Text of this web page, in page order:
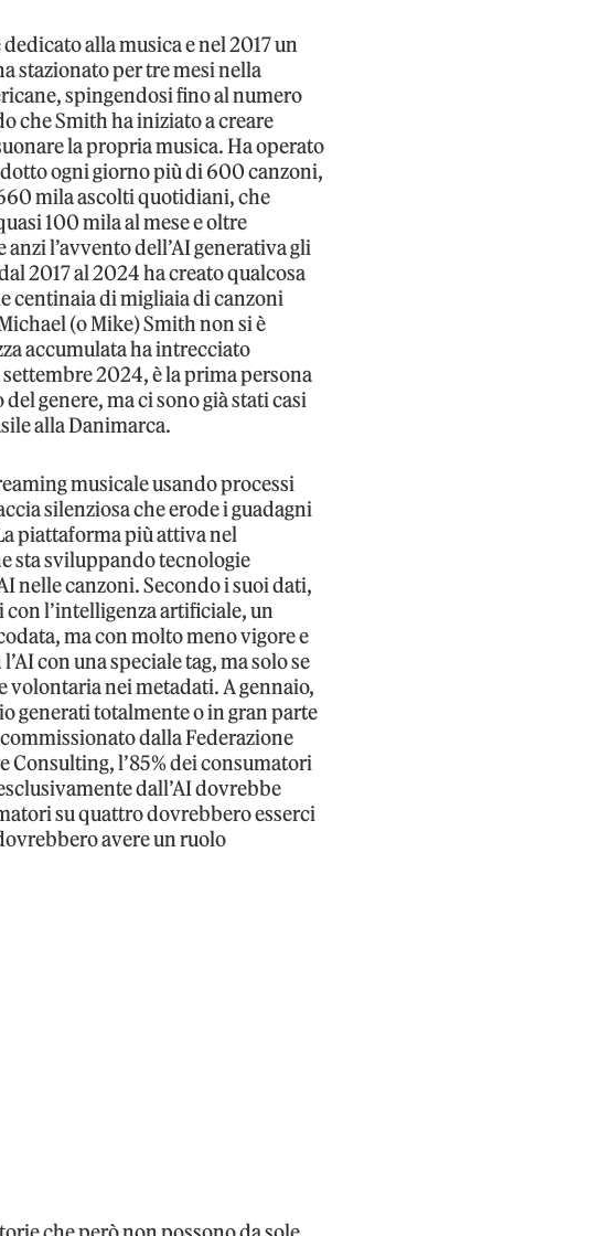
alla musica e nel 2017 un
stazionato per tre mesi nella
spingendosi fino al numero
che Smith ha iniziato a creare
la propria musica. Ha operato
ogni giorno più di 600 canzoni,
mila ascolti quotidiani, che
100 mila al mese e oltre
l’avvento dell’AI generativa gli
2017 al 2024 ha creato qualcosa
centinaia di migliaia di canzoni
(o Mike) Smith non si è
accumulata ha intrecciato
2024, è la prima persona
genere, ma ci sono già stati casi
alla Danimarca.
musicale usando processi
silenziosa che erode i guadagni
piattaforma più attiva nel
sta sviluppando tecnologie
nelle canzoni. Secondo i suoi dati,
l’intelligenza artificiale, un
ma con molto meno vigore e
con una speciale tag, ma solo se
nei metadati. A gennaio,
generati totalmente o in gran parte
dalla Federazione
Consulting, l’85% dei consumatori
dall’AI dovrebbe
su quattro dovrebbero esserci
avere un ruolo